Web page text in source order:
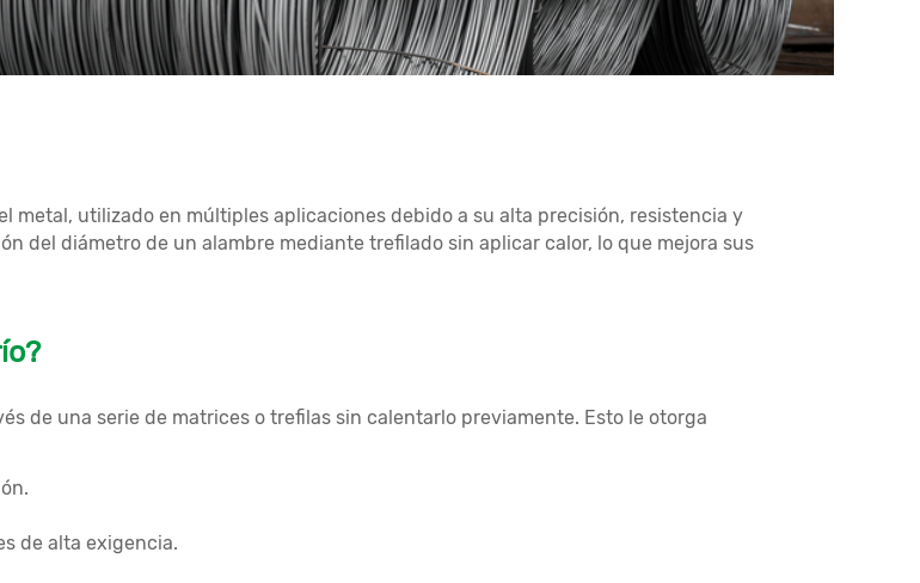
metal, utilizado en múltiples aplicaciones debido a su alta precisión, resistencia y
del diámetro de un alambre mediante trefilado sin aplicar calor, lo que mejora sus
de una serie de matrices o trefilas sin calentarlo previamente. Esto le otorga
de alta exigencia.